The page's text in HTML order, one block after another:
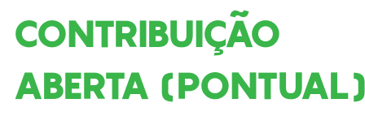
CONTRIBUIÇÃO
ABERTA